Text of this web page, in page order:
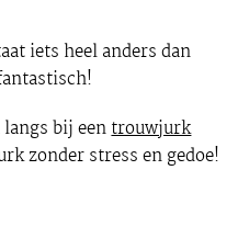
iets heel anders dan
langs bij eentrouwjurk
zonder stress en gedoe!